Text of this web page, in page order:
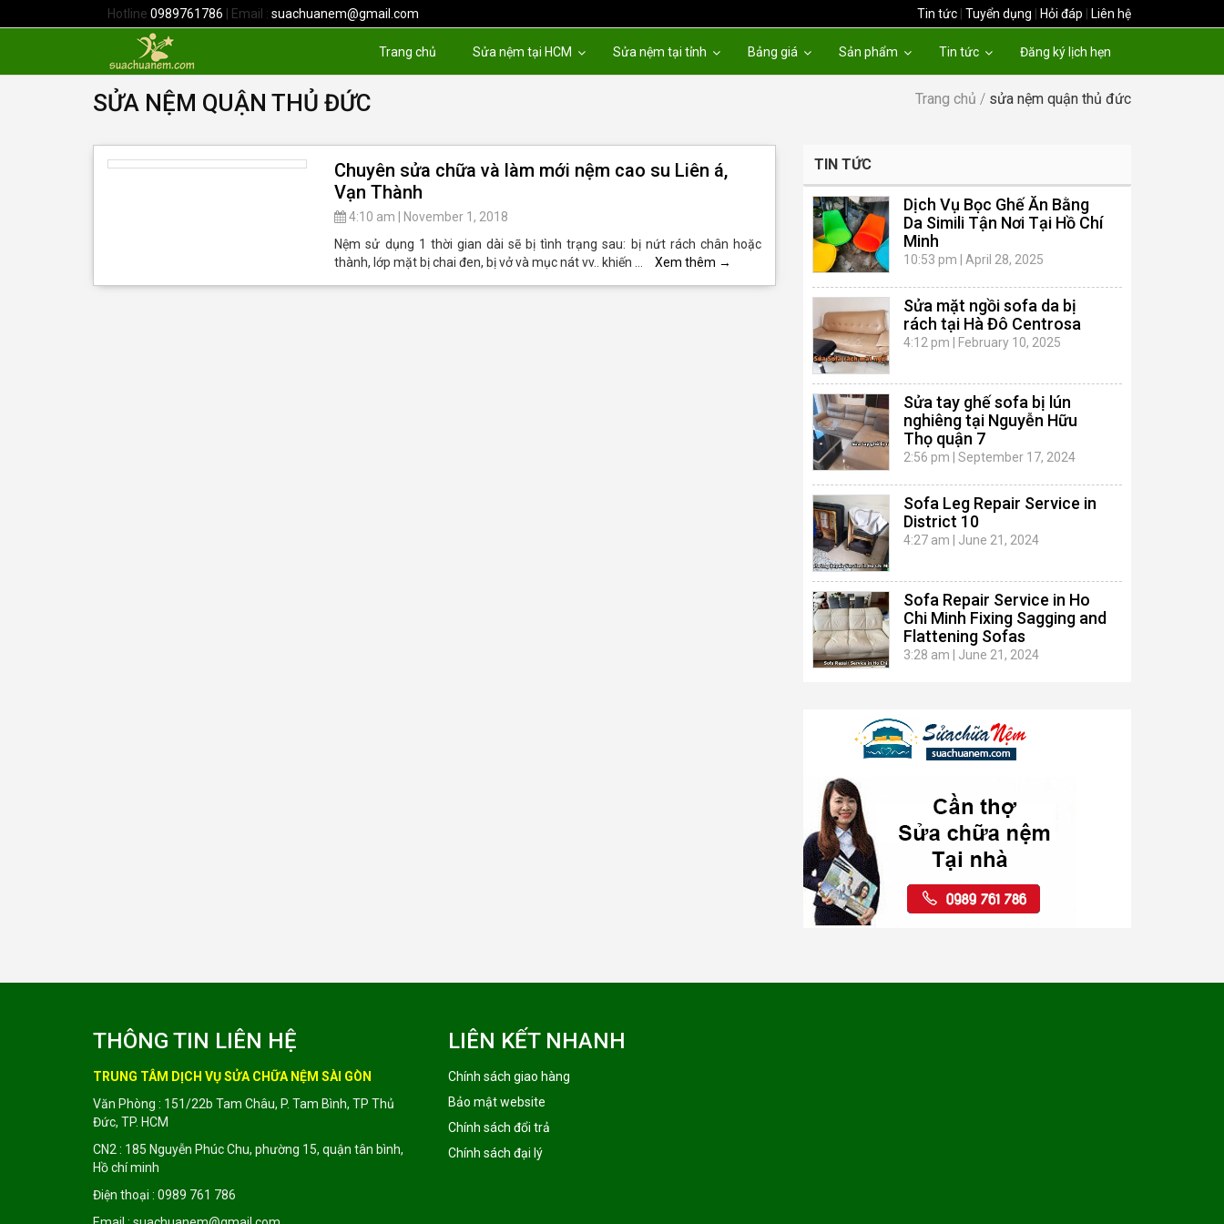
Hotline 0989761786 | Email : suachuanem@gmail.com Tin tức Tuyển dụng Hỏi đáp Liên hệ
Trang chủ Sửa nệm tại HCM Sửa nệm tại tỉnh Bảng giá Sản phẩm Tin tức Đăng ký lịch hẹn
SỬA NỆM QUẬN THỦ ĐỨC Trang chủ / sửa nệm quận thủ đức
Chuyên sửa chữa và làm mới nệm cao su Liên á,
Vạn Thành
4:10 am
November 1, 2018
Nệm sử dụng 1 thời gian dài sẽ bị tình trạng sau: bị nứt rách chân hoặc
thành, lớp mặt bị chai đen, bị vở và mục nát vv.. khiến …
Xem thêm →
TIN TỨC
Dịch Vụ Bọc Ghế Ăn Bằng
Da Simili Tận Nơi Tại Hồ Chí
Minh
10:53 pm April 28, 2025
Sửa mặt ngồi sofa da bị
rách tại Hà Đô Centrosa
4:12 pm February 10, 2025
Sửa tay ghế sofa bị lún
nghiêng tại Nguyễn Hữu
Thọ quận 7
2:56 pm September 17, 2024
Sofa Leg Repair Service in
District 10
4:27 am June 21, 2024
Sofa Repair Service in Ho
Chi Minh Fixing Sagging and
Flattening Sofas
3:28 am June 21, 2024
THÔNG TIN LIÊN HỆ
TRUNG TÂM DỊCH VỤ SỬA CHỮA NỆM SÀI GÒN
Văn Phòng : 151/22b Tam Châu, P. Tam Bình, TP Thủ
Đức, TP. HCM
CN2 : 185 Nguyễn Phúc Chu, phường 15, quận tân bình,
Hồ chí minh
Điện thoại : 0989 761 786
LIÊN KẾT NHANH
Chính sách giao hàng
Bảo mật website
Chính sách đổi trả
Chính sách đại lý